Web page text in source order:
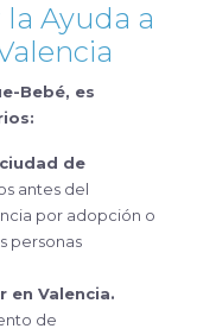
Ayuda a
de
antes del
por adopción o
personas
en Valencia.
de